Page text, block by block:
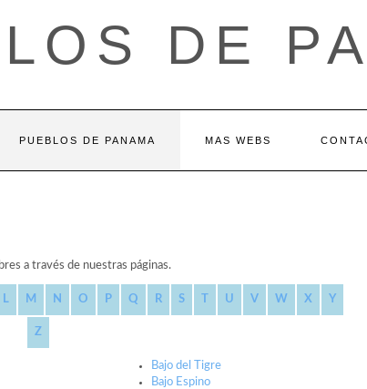
DE
PUEBLOS DE PANAMA MAS WEBS
a través de nuestras páginas.
L M N O P Q R S U V W X Y
Z
Bajo del Tigre
Bajo Espino